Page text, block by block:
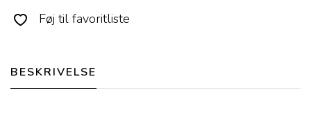
Føj til favoritliste
BESKRIVELSE